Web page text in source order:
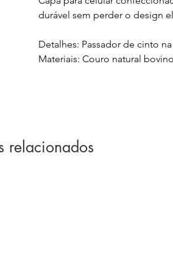
durável sem perder o design
Detalhes: Passador de cinto
Materiais: Couro natural
relacionados